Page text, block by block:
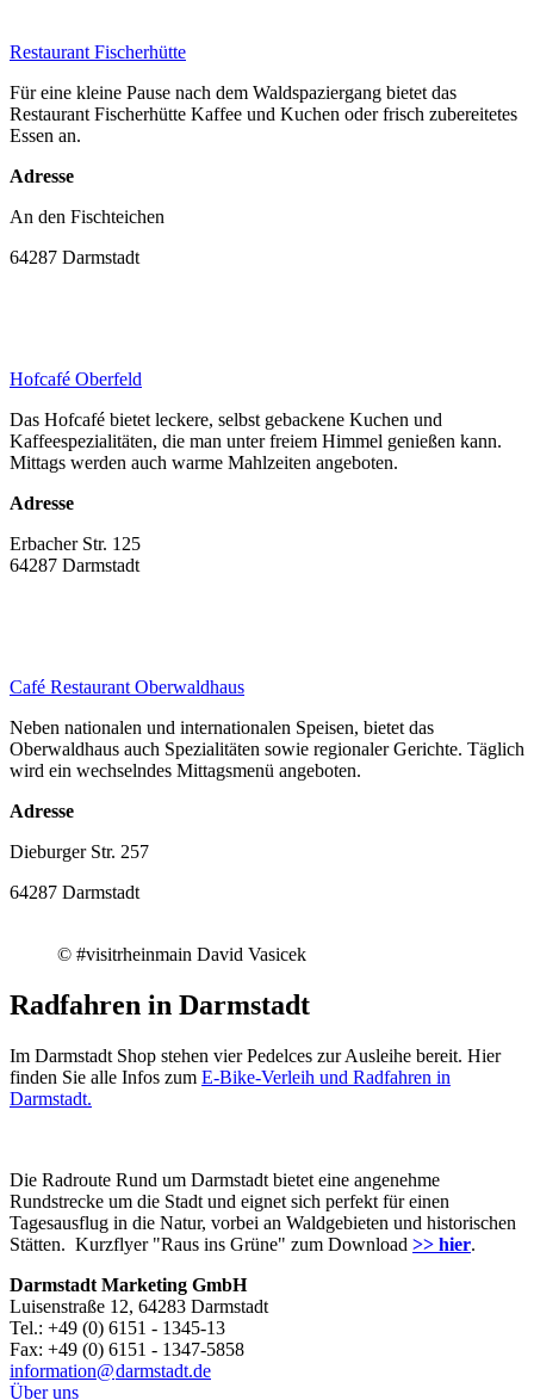
Restaurant Fischerhütte
Für eine kleine Pause nach dem Waldspaziergang bietet das
Restaurant Fischerhütte Kaffee und Kuchen oder frisch zubereitetes
Essen an.
Adresse
An den Fischteichen
64287 Darmstadt
Hofcafé Oberfeld
Das Hofcafé bietet leckere, selbst gebackene Kuchen und
Kaffeespezialitäten, die man unter freiem Himmel genießen kann.
Mittags werden auch warme Mahlzeiten angeboten.
Adresse
Erbacher Str. 125
64287 Darmstadt
Café Restaurant Oberwaldhaus
Neben nationalen und internationalen Speisen, bietet das
Oberwaldhaus auch Spezialitäten sowie regionaler Gerichte. Täglich
wird ein wechselndes Mittagsmenü angeboten.
Adresse
Dieburger Str. 257
64287 Darmstadt
© #visitrheinmain David Vasicek
Radfahren in Darmstadt
Im Darmstadt Shop stehen vier Pedelces zur Ausleihe bereit. Hier
finden Sie alle Infos zum E-Bike-Verleih und Radfahren in
Darmstadt.
Die Radroute Rund um Darmstadt bietet eine angenehme
Rundstrecke um die Stadt und eignet sich perfekt für einen
Tagesausflug in die Natur, vorbei an Waldgebieten und historischen
Stätten. Kurzflyer "Raus ins Grüne" zum Download >> hier.
Darmstadt Marketing GmbH
Luisenstraße 12, 64283 Darmstadt
Tel.: +49 (0) 6151 - 1345-13
Fax: +49 (0) 6151 - 1347-5858
information@darmstadt.de
Über uns